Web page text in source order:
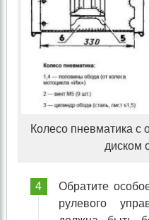
Колесо пневматика с
диском
Обратите
рулевого